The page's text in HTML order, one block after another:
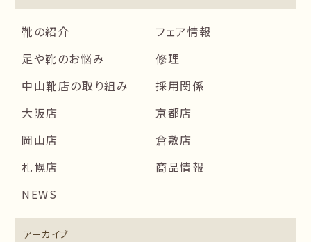
靴の紹介
フェア情報
足や靴のお悩み
修理
中山靴店の取り組み
採用関係
大阪店
京都店
岡山店
倉敷店
札幌店
商品情報
NEWS
アーカイブ